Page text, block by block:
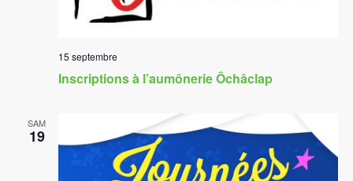
Inscriptions à l’aumônerie Ôchâclap
15 septembre
SAM
19